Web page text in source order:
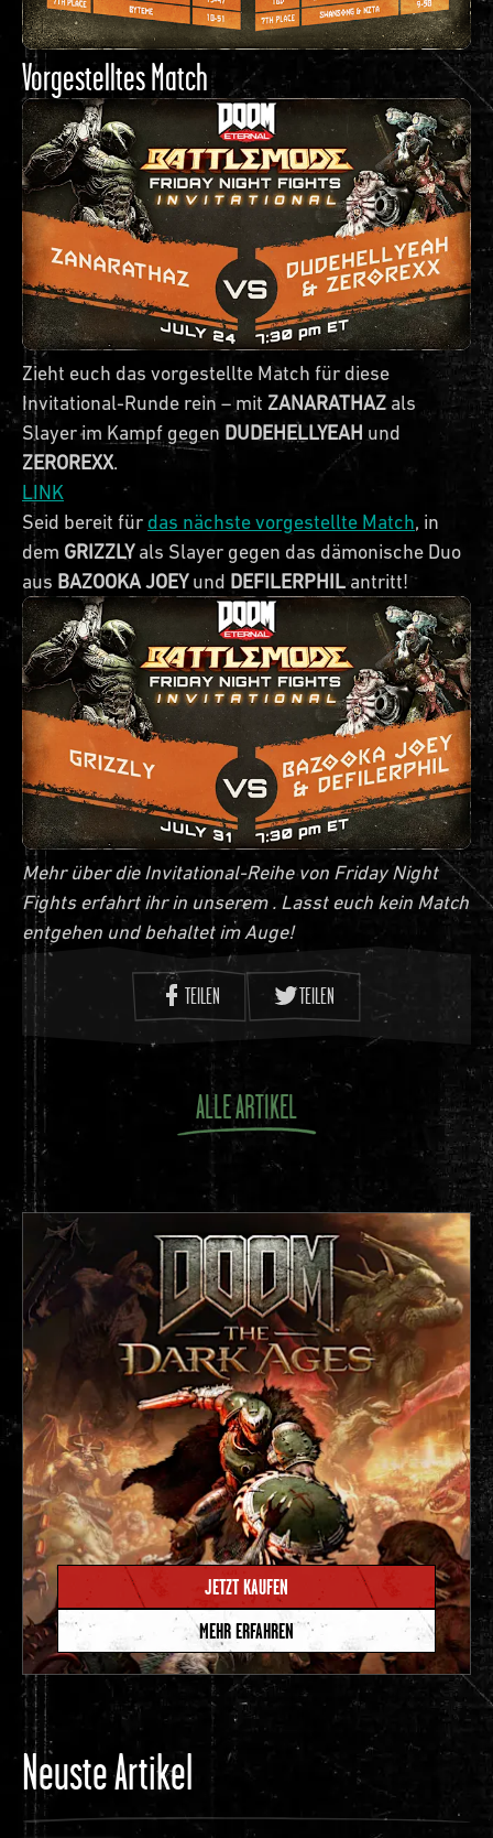
Vorgestelltes Match
Zieht euch das vorgestellte Match für diese
Invitational-Runde rein – mit ZANARATHAZals
Slayer im Kampf gegen DUDEHELLYEAH und
ZEROREXX.
LINK
Seid bereit für das nächste vorgestellte Match, in
dem GRIZZLYals Slayer gegen das dämonische Duo
aus BAZOOKA JOEYund DEFILERPHILantritt!
Mehr über die Invitational-Reihe von Friday Night
Fights erfahrt ihr in unserem . Lasst euch kein Match
entgehen und behaltet im Auge!
TEILEN TEILEN
ALLE ARTIKEL
JETZT KAUFEN
MEHR ERFAHREN
Neuste Artikel